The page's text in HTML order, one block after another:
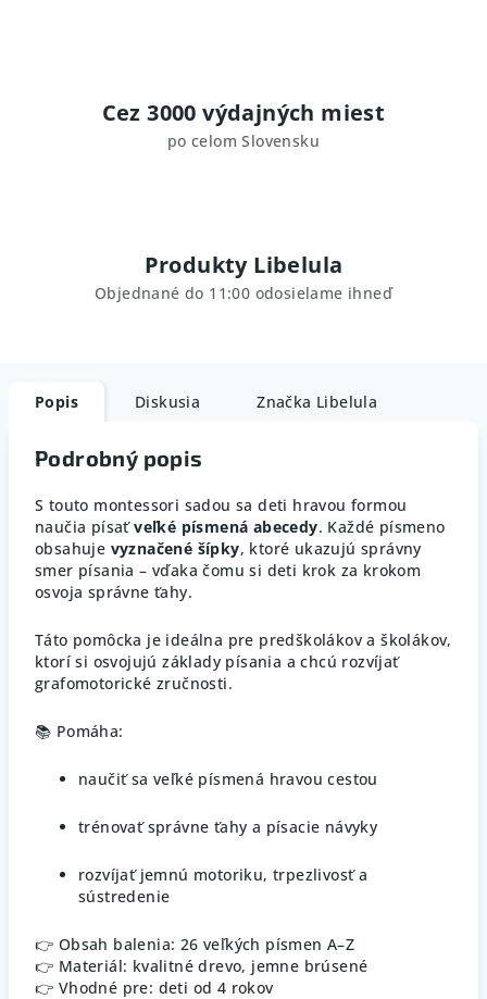
Cez 3000 výdajných miest
po celom Slovensku
Produkty Libelula
Objednané do 11:00 odosielame ihneď
Popis Diskusia Značka Libelula
Podrobný popis
S touto montessori sadou sa deti hravou formou
naučia písaťveľké písmená abecedy. Každé písmeno
obsahuje vyznačené šípky, ktoré ukazujú správny
smer písania – vďaka čomu si deti krok za krokom
osvoja správne ťahy.
Táto pomôcka je ideálna pre predškolákov a školákov,
ktorí si osvojujú základy písania a chcú rozvíjať
grafomotorické zručnosti.
📚 Pomáha:
naučiť sa veľké písmená hravou cestou
trénovať správne ťahy a písacie návyky
rozvíjať jemnú motoriku, trpezlivosť a
sústredenie
👉 Obsah balenia: 26 veľkých písmen A–Z
👉 Materiál: kvalitné drevo, jemne brúsené
👉 Vhodné pre: deti od 4 rokov